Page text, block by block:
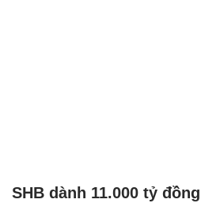
SHB dành 11.000 tỷ